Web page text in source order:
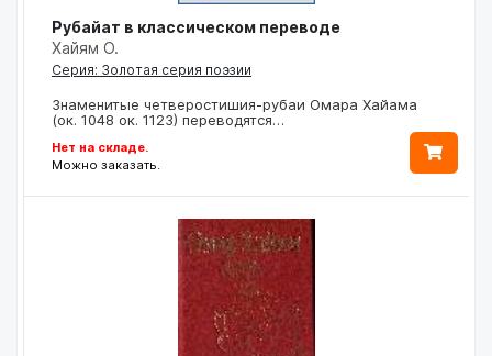
Рубайат в классическом переводе
Хайям О.
Серия: Золотая серия поэзии
Знаменитые четверостишия-рубаи Омара Хайама
(ок. 1048 ок. 1123) переводятся…
Нет на складе.
Можно заказать.